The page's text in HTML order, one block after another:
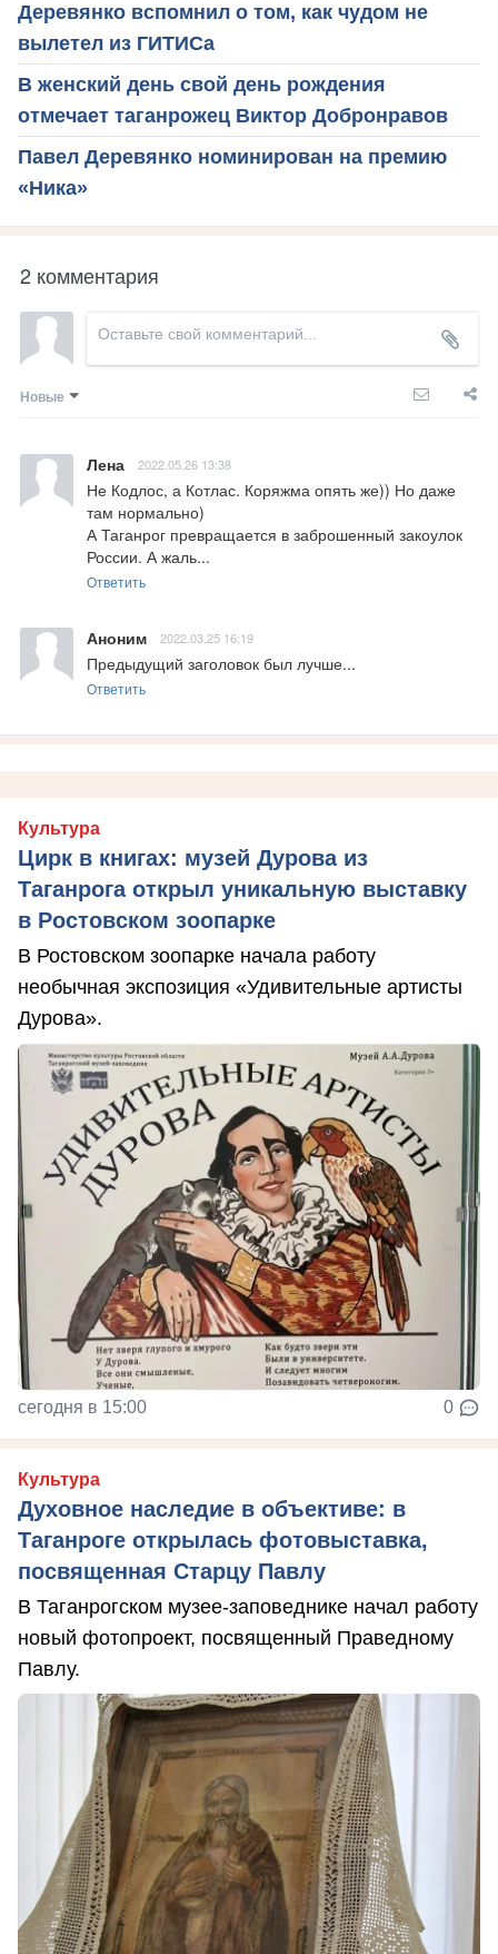
Деревянко вспомнил о том, как чудом не
вылетел из ГИТИСа
В женский день свой день рождения
отмечает таганрожец Виктор Добронравов
Павел Деревянко номинирован на премию
«Ника»
2 комментария
Новые
Лена 2022.05.26 13:38
Не Кодлос, а Котлас. Коряжма опять же)) Но даже
там нормально)
А Таганрог превращается в заброшенный закоулок
России. А жаль...
Ответить
Аноним 2022.03.25 16:19
Предыдущий заголовок был лучше...
Ответить
Культура
Цирк в книгах: музей Дурова из
Таганрога открыл уникальную выставку
в Ростовском зоопарке
В Ростовском зоопарке начала работу
необычная экспозиция «Удивительные артисты
Дурова».
сегодня в 15:00 0
Культура
Духовное наследие в объективе: в
Таганроге открылась фотовыставка,
посвященная Старцу Павлу
В Таганрогском музее-заповеднике начал работу
новый фотопроект, посвященный Праведному
Павлу.